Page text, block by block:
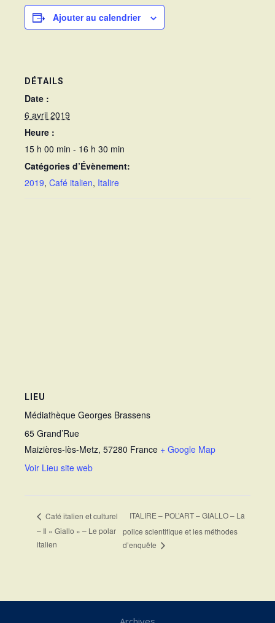
Ajouter au calendrier
DÉTAILS
Date :
6 avril 2019
Heure :
15 h 00 min - 16 h 30 min
Catégories d’Évènement:
2019, Café italien, Italire
LIEU
Médiathèque Georges Brassens
65 Grand’Rue
Maizières-lès-Metz, 57280 France + Google Map
Voir Lieu site web
Café italien et culturel
– Il « Giallo » – Le polar
italien
ITALIRE – POL’ART – GIALLO – La
police scientifique et les méthodes
d’enquête